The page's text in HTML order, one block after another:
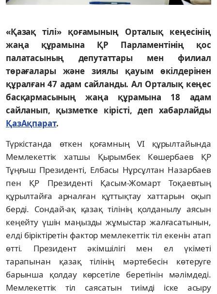
«Қазақ тілі» қоғамының Орталық кеңесінің
жаңа құрамына ҚР Парламентінің қос
палатасының депутаттары мен филиал
төрағалары және зиялы қауым өкілдерінен
құралған 47 адам сайланды. Ал Орталық кеңес
басқармасының жаңа құрамына 18 адам
сайланып, қызметке кірісті, деп хабарлайды
ҚазАқпарат.
Түркістанда өткен қоғамның VI құрылтайында
Мемлекеттік хатшы Қырымбек Көшербаев ҚР
Тұңғыш Президенті, Елбасы Нұрсұлтан Назарбаев
пен ҚР Президенті Қасым-Жомарт Тоқаевтың
құрылтайға арналған құттықтау хаттарын оқып
берді. Сондай-ақ қазақ тілінің қолданылу аясын
кеңейту үшін маңызды жұмыстар жалғасатынын,
елді біріктіретін фактор мемлекеттік тіл екенін атап
өтті. Президент әкімшілігі мен ел үкіметі
тарапынан қазақ тілінің мәртебесін көтеруге
барынша қолдау көрсетіле беретінін мәлімдеді.
Мемлекеттік тіл саясатын тиімді іске асыру